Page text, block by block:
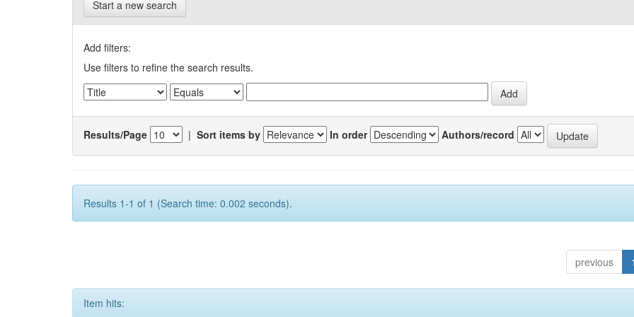
Start a new search
Add filters:
Use filters to refine the search results.
Results/Page | Sort items by In order Authors/record
Results 1-1 of 1 (Search time: 0.002 seconds).
previous 1
Item hits: